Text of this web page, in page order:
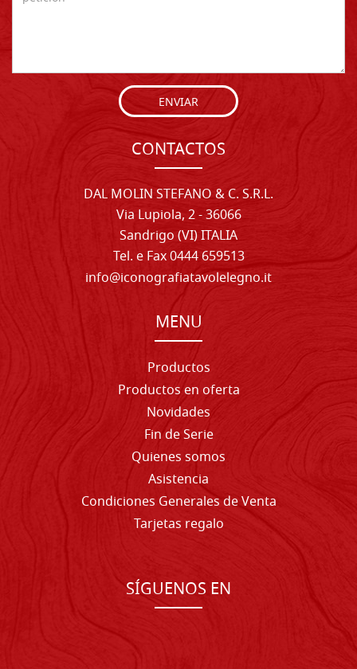
ENVIAR
CONTACTOS
DAL MOLIN STEFANO & C. S.R.L.
Via Lupiola, 2 - 36066
Sandrigo (VI) ITALIA
Tel. e Fax 0444 659513
info@iconografiatavolelegno.it
MENU
Productos
Productos en oferta
Novidades
Fin de Serie
Quienes somos
Asistencia
Condiciones Generales de Venta
Tarjetas regalo
SÍGUENOS EN